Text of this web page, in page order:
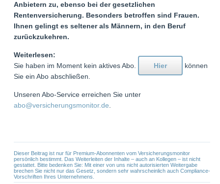
Anbietern zu, ebenso bei der gesetzlichen
Rentenversicherung. Besonders betroffen sind Frauen.
Ihnen gelingt es seltener als Männern, in den Beruf
zurückzukehren.
Weiterlesen:
Sie haben im Moment kein aktives Abo.
Hier
können
Sie ein Abo abschließen.
Unseren Abo-Service erreichen Sie unter
abo@versicherungsmonitor.de
Dieser Beitrag ist nur für Premium-Abonnenten vom Versicherungsmonitor
persönlich bestimmt. Das Weiterleiten der Inhalte – auch an Kollegen – ist nicht
gestattet. Bitte bedenken Sie: Mit einer von uns nicht autorisierten Weitergabe
brechen Sie nicht nur das Gesetz, sondern sehr wahrscheinlich auch Compliance-
Vorschriften Ihres Unternehmens.